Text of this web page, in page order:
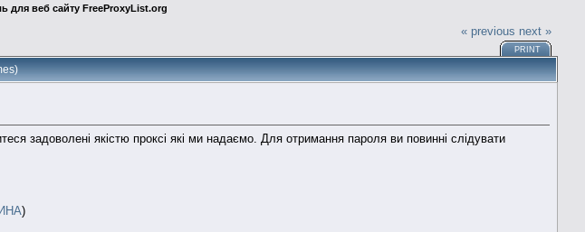
для веб сайту FreeProxyList.org
« previous next »
PRINT
задоволені якістю проксі які ми надаємо. Для отримання пароля ви повинні слідувати
)